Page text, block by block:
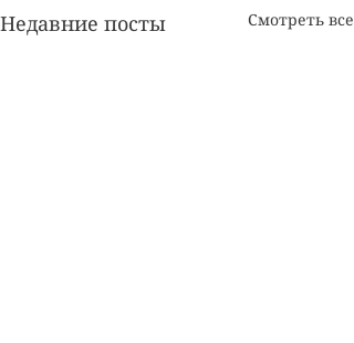
Недавние посты Смотреть все